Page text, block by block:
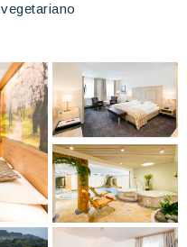
vegetariano